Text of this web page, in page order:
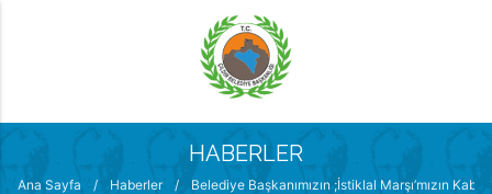
HABERLER
Ana Sayfa / Haberler / Belediye Başkanımızın ;İstiklal Marşı’mızın